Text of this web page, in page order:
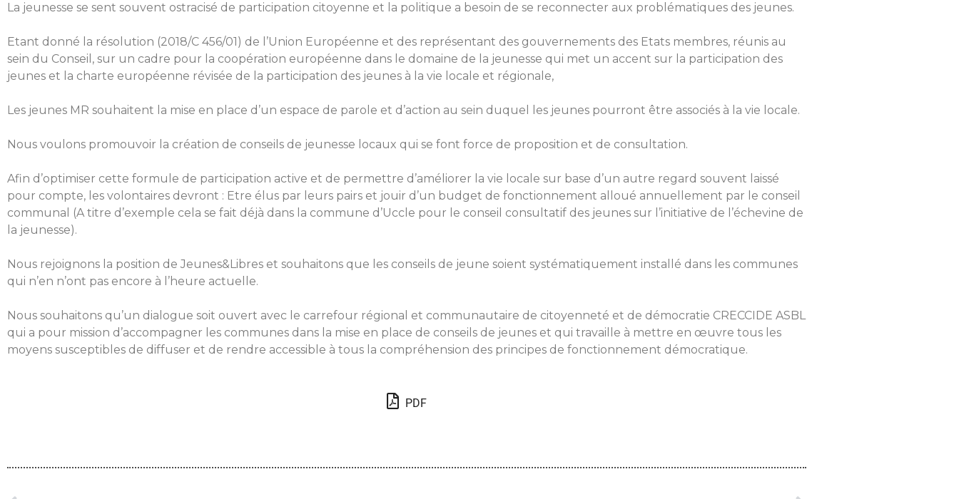
La jeunesse se sent souvent ostracisé de participation citoyenne et la politique a besoin de se reconnecter aux problématiques des jeunes.
Etant donné la résolution (2018/C 456/01) de l’Union Européenne et des représentant des gouvernements des Etats membres, réunis au
sein du Conseil, sur un cadre pour la coopération européenne dans le domaine de la jeunesse qui met un accent sur la participation des
jeunes et la charte européenne révisée de la participation des jeunes à la vie locale et régionale,
Les jeunes MR souhaitent la mise en place d’un espace de parole et d’action au sein duquel les jeunes pourront être associés à la vie locale.
Nous voulons promouvoir la création de conseils de jeunesse locaux qui se font force de proposition et de consultation.
Afin d’optimiser cette formule de participation active et de permettre d’améliorer la vie locale sur base d’un autre regard souvent laissé
pour compte, les volontaires devront : Etre élus par leurs pairs et jouir d’un budget de fonctionnement alloué annuellement par le conseil
communal (A titre d’exemple cela se fait déjà dans la commune d’Uccle pour le conseil consultatif des jeunes sur l’initiative de l’échevine de
la jeunesse).
Nous rejoignons la position de Jeunes&Libres et souhaitons que les conseils de jeune soient systématiquement installé dans les communes
qui n’en n’ont pas encore à l’heure actuelle.
Nous souhaitons qu’un dialogue soit ouvert avec le carrefour régional et communautaire de citoyenneté et de démocratie CRECCIDE ASBL
qui a pour mission d’accompagner les communes dans la mise en place de conseils de jeunes et qui travaille à mettre en œuvre tous les
moyens susceptibles de diffuser et de rendre accessible à tous la compréhension des principes de fonctionnement démocratique.
PDF